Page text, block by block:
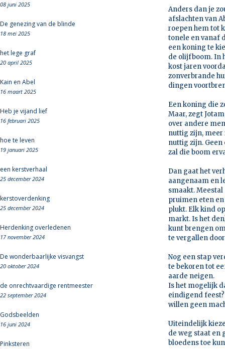
08 juni 2025
De genezing van de blinde
18 mei 2025
het lege graf
20 april 2025
Kain en Abel
16 maart 2025
Heb je vijand lief
16 februari 2025
hoe te leven
19 januari 2025
een kerstverhaal
25 december 2024
kerstoverdenking
25 december 2024
Herdenking overledenen
17 november 2024
De wonderbaarlijke visvangst
20 oktober 2024
de onrechtvaardige rentmeester
22 september 2024
Godsbeelden
16 juni 2024
Pinksteren
Anders dan je
afslachten van
roepen hem tot
tonele en vanaf
een koning te
de olijfboom. In
kost jaren
zonverbrande
dingen
Een koning die
Maar, zegt
over andere
nuttig zijn, meer
nuttig zijn.
zal die boom
Dan gaat het
aangenaam en
smaakt.
pruimen eten
plukt. Elk kind
markt. Is het
kunt brengen
te vergallen
Nog een stap
te bekoren tot
aarde neigen.
Is het mogelijk
eindigend
willen geen
Uiteindelijk
de weg staat en
bloedens toe